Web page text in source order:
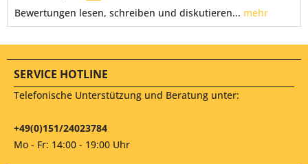
Bewertungen lesen, schreiben und diskutieren... mehr
SERVICE HOTLINE
Telefonische Unterstützung und Beratung unter:
+49(0)151/24023784
Mo - Fr: 14:00 - 19:00 Uhr